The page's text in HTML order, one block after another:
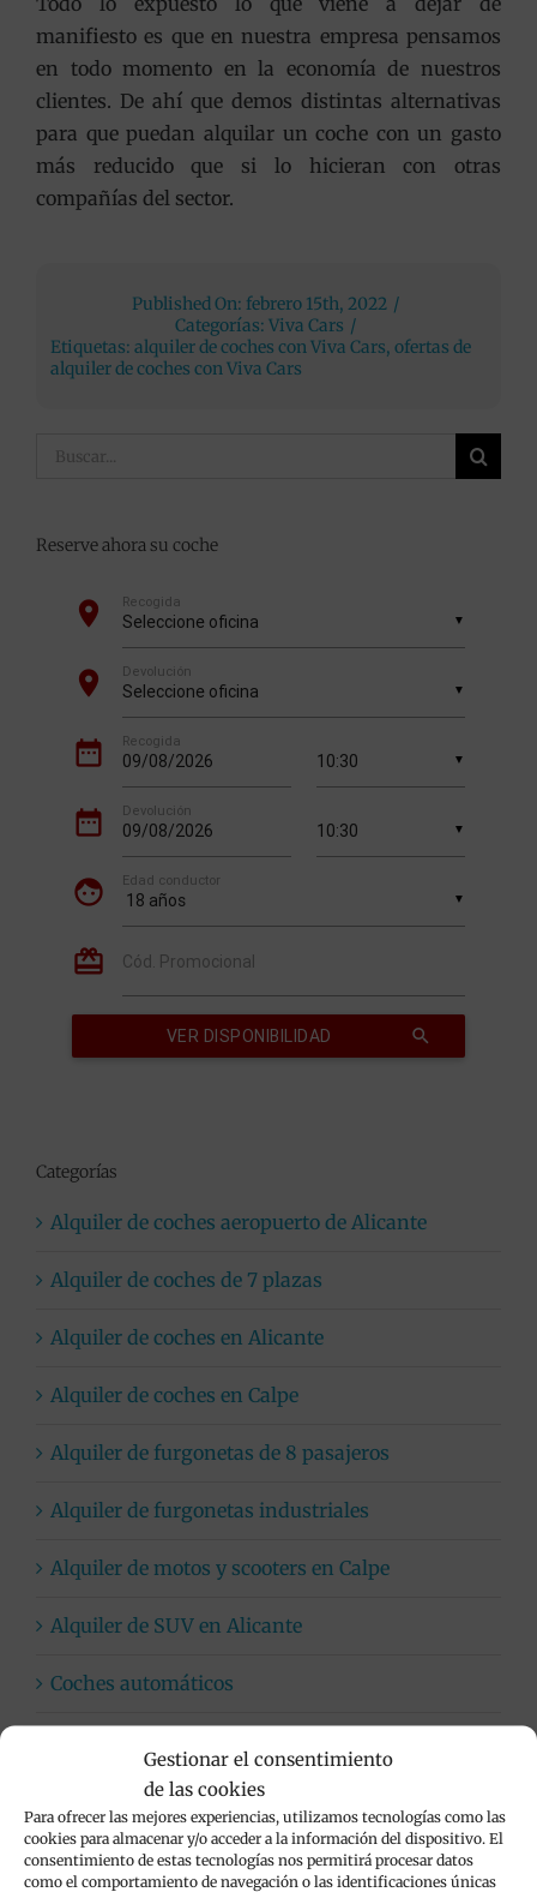
Gestionar el consentimiento
de las cookies
Para ofrecer las mejores experiencias, utilizamos tecnologías como las
cookies para almacenar y/o acceder a la información del dispositivo. El
consentimiento de estas tecnologías nos permitirá procesar datos
como el comportamiento de navegación o las identificaciones únicas
manifiesto es que en nuestra empresa pensamos
en todo momento en la economía de nuestros
clientes. De ahí que demos distintas alternativas
para que puedan alquilar un coche con un gasto
más reducido que si lo hicieran con otras
compañías del sector.
Published On: febrero 15th, 2022 /
Categorías: Viva Cars /
Etiquetas: alquiler de coches con Viva Cars, ofertas de
alquiler de coches con Viva Cars
Buscar:
Reserve ahora su coche
Categorías
Alquiler de coches aeropuerto de Alicante
Alquiler de coches de 7 plazas
Alquiler de coches en Alicante
Alquiler de coches en Calpe
Alquiler de furgonetas de 8 pasajeros
Alquiler de furgonetas industriales
Alquiler de motos y scooters en Calpe
Alquiler de SUV en Alicante
Coches automáticos
Limpieza de vehículos
Viva Cars